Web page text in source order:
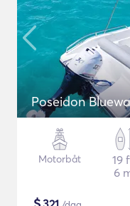
Poseidon
Motorbåt
19
6